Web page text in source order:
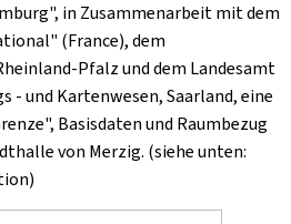
in Zusammenarbeit mit dem
(France), dem
Pfalz und dem Landesamt
- und Kartenwesen, Saarland, eine
Basisdaten und Raumbezug
von Merzig. (siehe unten: